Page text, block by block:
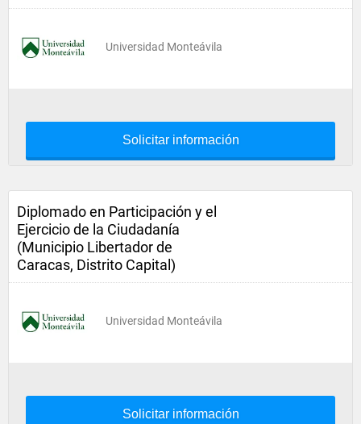
Universidad Monteávila
Solicitar información
Diplomado en Participación y el
Ejercicio de la Ciudadanía
(Municipio Libertador de
Caracas, Distrito Capital)
Universidad Monteávila
Solicitar información